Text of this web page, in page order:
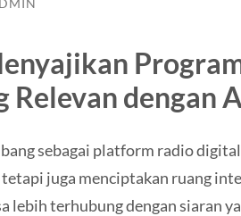
Relevan dengan
sebagai platform radio
juga menciptakan ruang
lebih terhubung dengan siaran